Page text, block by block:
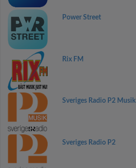
Power Street
Rix FM
Sveriges Radio P2 Musik
Sveriges Radio P2